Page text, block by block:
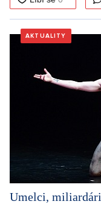
AKTUALITY
Umelci,